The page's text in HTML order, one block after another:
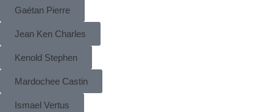
Gaétan Pierre
Jean Ken Charles
Kenold Stephen
Mardochee Castin
Ismael Vertus